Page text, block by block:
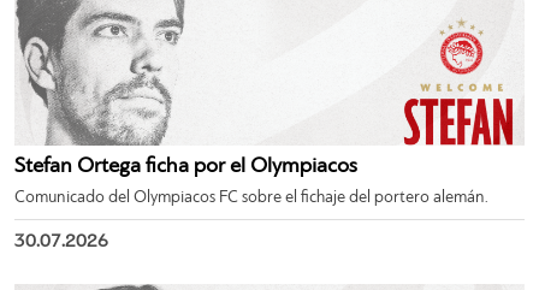
Stefan Ortega ficha por el Olympiacos
Comunicado del Olympiacos FC sobre el fichaje del portero alemán.
30.07.2026